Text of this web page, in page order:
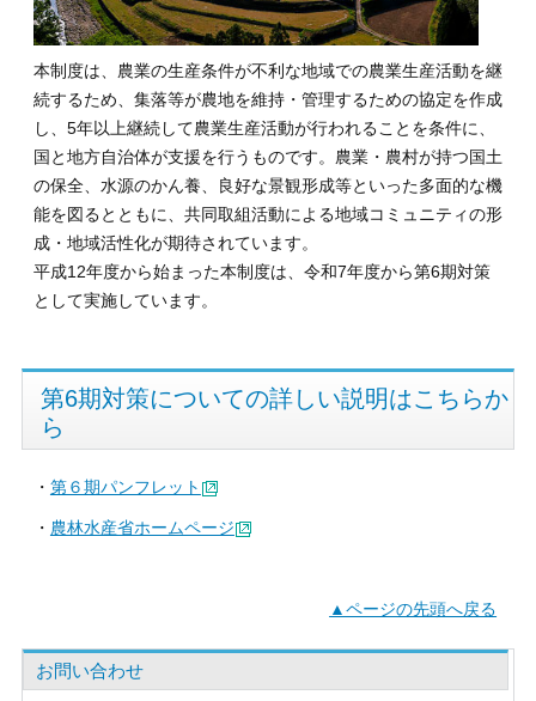
本制度は、農業の生産条件が不利な地域での農業生産活動を継
続するため、集落等が農地を維持・管理するための協定を作成
し、5年以上継続して農業生産活動が行われることを条件に、
国と地方自治体が支援を行うものです。農業・農村が持つ国土
の保全、水源のかん養、良好な景観形成等といった多面的な機
能を図るとともに、共同取組活動による地域コミュニティの形
成・地域活性化が期待されています。
平成12年度から始まった本制度は、令和7年度から第6期対策
として実施しています。
第6期対策についての詳しい説明はこちらか
ら
・ 第６期パンフレット
・ 農林水産省ホームページ
▲ページの先頭へ戻る
お問い合わせ